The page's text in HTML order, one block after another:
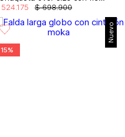
$ 698.900
524175
Nuevo
15%